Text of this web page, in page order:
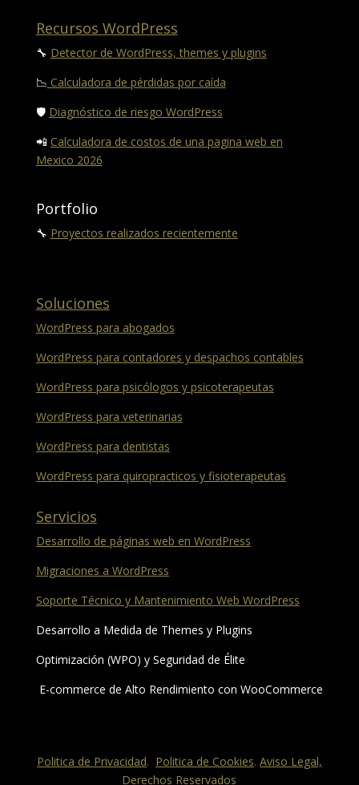
Recursos WordPress
🔧 Detector de WordPress, themes y plugins
📉 Calculadora de pérdidas por caída
🛡️ Diagnóstico de riesgo WordPress
📲 Calculadora de costos de una pagina web en
Mexico 2026
Portfolio
🔧 Proyectos realizados recientemente
Soluciones
WordPress para abogados
WordPress para contadores y despachos contables
WordPress para psicólogos y psicoterapeutas
WordPress para veterinarias
WordPress para dentistas
WordPress para quiropracticos y fisioterapeutas
Servicios
Desarrollo de páginas web en WordPress
Migraciones a WordPress
Soporte Técnico y Mantenimiento Web WordPress
Desarrollo a Medida de Themes y Plugins
Optimización (WPO) y Seguridad de Élite
E-commerce de Alto Rendimiento con WooCommerce
Politica de Privacidad. Politica de Cookies. Aviso Legal,
Derechos Reservados